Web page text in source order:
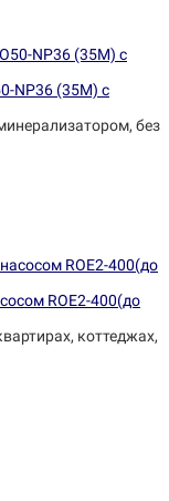
NP36 (35М) с
без
ROE2-400(до
коттеджах,